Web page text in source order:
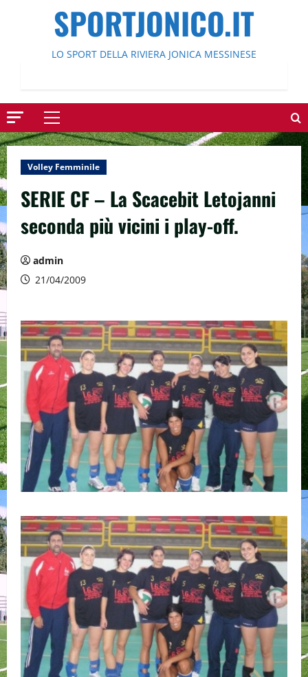
SPORTJONICO.IT
LO SPORT DELLA RIVIERA JONICA MESSINESE
Menu
principale
Volley Femminile
SERIE CF – La Scacebit Letojanni
seconda più vicini i play-off.
admin
21/04/2009